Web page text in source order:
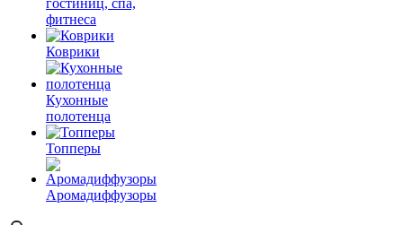
гостиниц, спа,
фитнеса
Коврики
Кухонные
полотенца
Топперы
Аромадиффузоры